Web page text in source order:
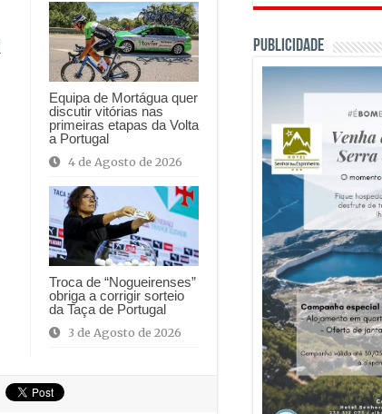
Equipa de Mortágua quer
discutir vitórias nas
primeiras etapas da Volta
a Portugal
4 de Agosto de 2026
Troca de “Nogueirenses”
obriga a corrigir sorteio
da Taça de Portugal
3 de Agosto de 2026
PUBLICIDADE